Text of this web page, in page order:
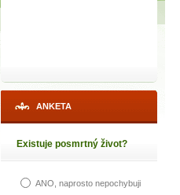
ANKETA
Existuje posmrtný život?
ANO, naprosto nepochybuji